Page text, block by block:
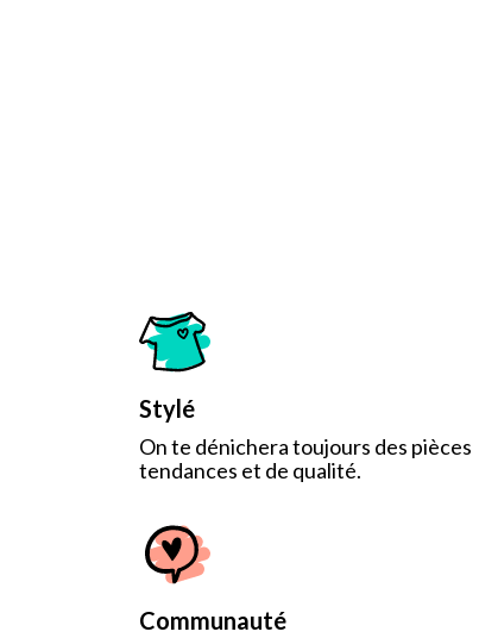
Stylé
On te dénichera toujours des pièces
tendances et de qualité.
Communauté